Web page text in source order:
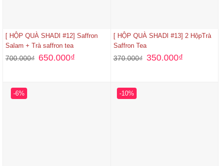
[ HỘP QUÀ SHADI #12] Saffron
Salam + Trà saffron tea
700.000₫ 650.000₫
[ HỘP QUÀ SHADI #13] 2 HộpTrà
Saffron Tea
370.000₫ 350.000₫
-6% -10%